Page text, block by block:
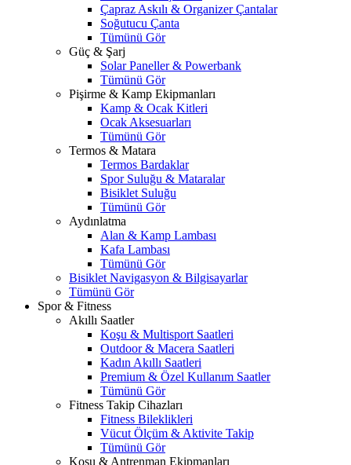
Çapraz Askılı & Organizer Çantalar
Soğutucu Çanta
Tümünü Gör
Güç & Şarj
Solar Paneller & Powerbank
Tümünü Gör
Pişirme & Kamp Ekipmanları
Kamp & Ocak Kitleri
Ocak Aksesuarları
Tümünü Gör
Termos & Matara
Termos Bardaklar
Spor Suluğu & Mataralar
Bisiklet Suluğu
Tümünü Gör
Aydınlatma
Alan & Kamp Lambası
Kafa Lambası
Tümünü Gör
Bisiklet Navigasyon & Bilgisayarlar
Tümünü Gör
Spor & Fitness
Akıllı Saatler
Koşu & Multisport Saatleri
Outdoor & Macera Saatleri
Kadın Akıllı Saatleri
Premium & Özel Kullanım Saatler
Tümünü Gör
Fitness Takip Cihazları
Fitness Bileklikleri
Vücut Ölçüm & Aktivite Takip
Tümünü Gör
Koşu & Antrenman Ekipmanları